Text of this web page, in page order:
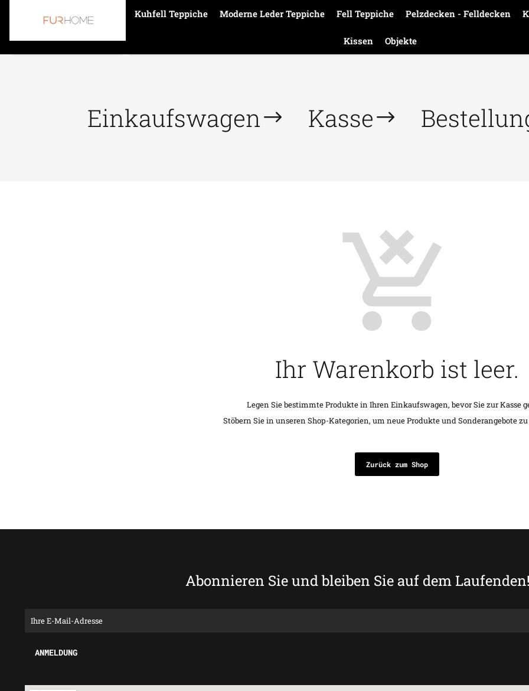
Kuhfell Teppiche Moderne Leder Teppiche Fell Teppiche Pelzdecken - Felldecken
Kissen Objekte
Einkaufswagen Kasse
Ihr Warenkorb ist leer.
Legen Sie bestimmte Produkte in Ihren Einkaufswagen, bevor Sie zur Kasse
Stöbern Sie in unseren Shop-Kategorien, um neue Produkte und Sonderangebote
Zurück zum Shop
Abonnieren Sie und bleiben Sie auf dem